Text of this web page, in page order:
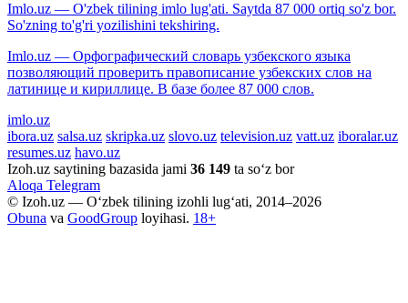
Imlo.uz — O'zbek tilining imlo lug'ati. Saytda 87 000 ortiq so'z bor.
So'zning to'g'ri yozilishini tekshiring.
Imlo.uz — Орфографический словарь узбекского языка
позволяющий проверить правописание узбекских слов на
латинице и кириллице. В базе более 87 000 слов.
imlo.uz
ibora.uz salsa.uz skripka.uz slovo.uz television.uz vatt.uz iboralar.uz
resumes.uz havo.uz
Izoh.uz saytining bazasida jami 36 149 ta so‘z bor
Aloqa Telegram
© Izoh.uz — O‘zbek tilining izohli lug‘ati, 2014–2026
Obuna va GoodGroup loyihasi. 18+